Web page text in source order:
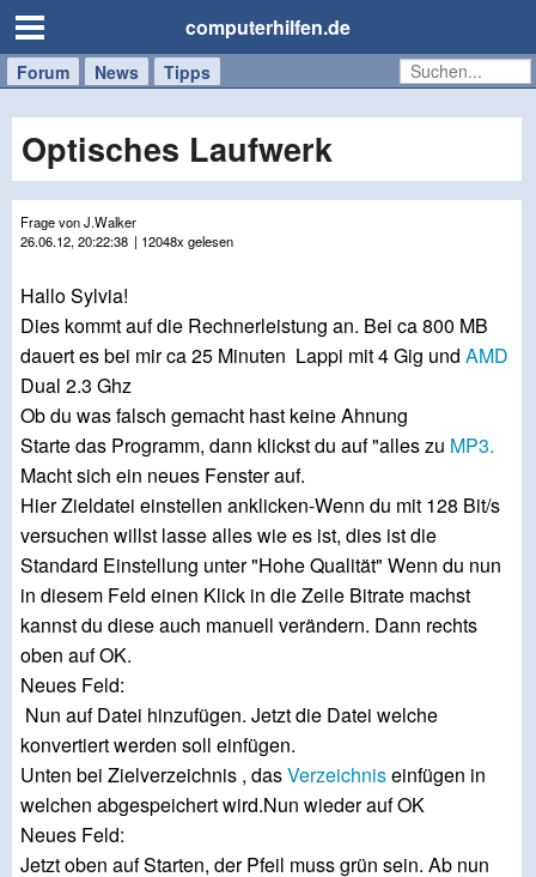
computerhilfen.de
Forum News Tipps
Handy
Tablet
Windows
Mac
Optisches Laufwerk
Frage von J.Walker
26.06.12, 20:22:38 | 12048x gelesen
Hallo Sylvia!
Dies kommt auf die Rechnerleistung an. Bei ca 800 MB
dauert es bei mir ca 25 Minuten Lappi mit 4 Gig und AMD
Dual 2.3 Ghz
Ob du was falsch gemacht hast keine Ahnung
Starte das Programm, dann klickst du auf "alles zu MP3.
Macht sich ein neues Fenster auf.
Hier Zieldatei einstellen anklicken-Wenn du mit 128 Bit/s
versuchen willst lasse alles wie es ist, dies ist die
Standard Einstellung unter "Hohe Qualität" Wenn du nun
in diesem Feld einen Klick in die Zeile Bitrate machst
kannst du diese auch manuell verändern. Dann rechts
oben auf OK.
Neues Feld:
Nun auf Datei hinzufügen. Jetzt die Datei welche
konvertiert werden soll einfügen.
Unten bei Zielverzeichnis , dasVerzeichniseinfügen in
welchen abgespeichert wird.Nun wieder auf OK
Neues Feld:
Jetzt oben auf Starten, der Pfeil muss grün sein. Ab nun